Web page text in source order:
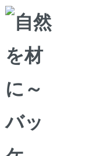
ホーム > クッキー
からす麦の焼き